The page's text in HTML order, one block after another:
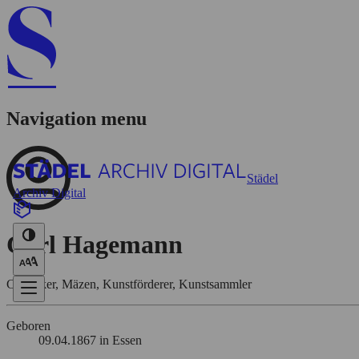
Navigation menu
Städel
Archiv Digital
Carl Hagemann
Chemiker, Mäzen, Kunstförderer, Kunstsammler
Geboren
09.04.1867 in Essen